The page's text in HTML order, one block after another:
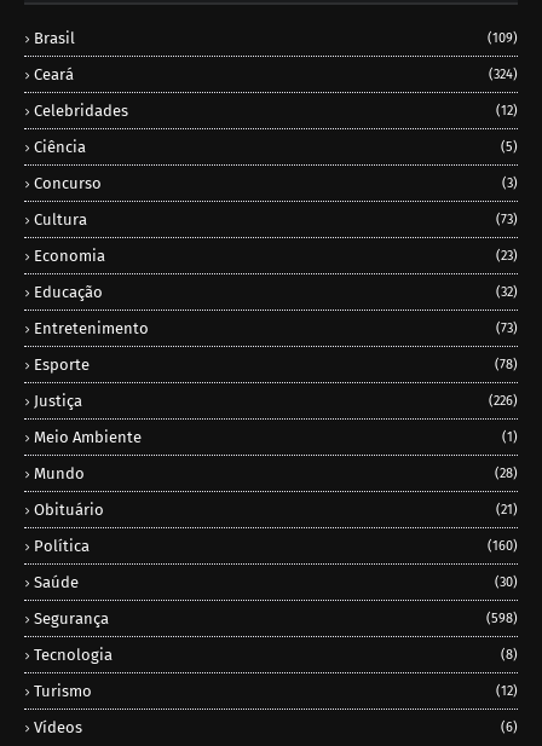
Brasil (109)
Ceará (324)
Celebridades (12)
Ciência (5)
Concurso (3)
Cultura (73)
Economia (23)
Educação (32)
Entretenimento (73)
Esporte (78)
Justiça (226)
Meio Ambiente (1)
Mundo (28)
Obituário (21)
Política (160)
Saúde (30)
Segurança (598)
Tecnologia (8)
Turismo (12)
Vídeos (6)